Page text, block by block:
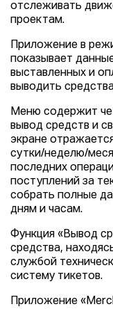
отслеживать
проектам.
Приложение в
показывает
выставленных и
выводить
Меню содержит
вывод средств и
экране
сутки/неделю/
последних
поступлений за
собрать полные
дням и часам.
Функция «Вывод
средства,
службой
систему тикетов.
Приложение